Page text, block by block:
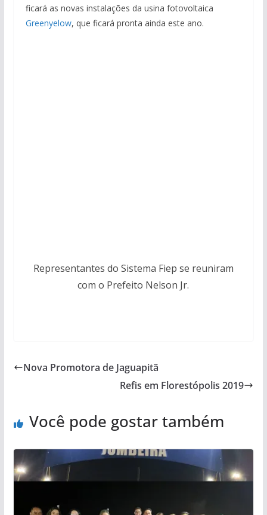
ficará as novas instalações da usina fotovoltaica
Greenyelow, que ficará pronta ainda este ano.
Representantes do Sistema Fiep se reuniram
com o Prefeito Nelson Jr.
Nova Promotora de Jaguapitã
Refis em Florestópolis 2019
Você pode gostar também